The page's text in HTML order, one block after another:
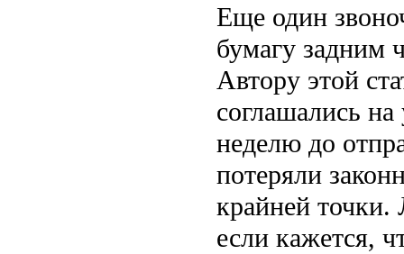
Еще один
бумагу задним
Автору этой
соглашались
неделю до
потеряли
крайней точки.
если кажется,